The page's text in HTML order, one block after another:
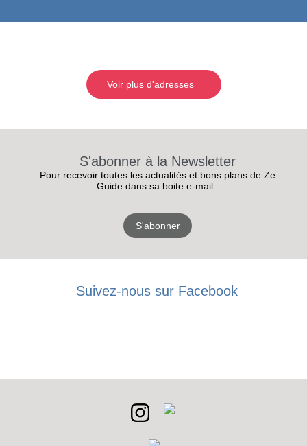
RECEVEZ
BONS PLANS
Voir plus d'adresses
S'abonner à la Newsletter
Pour recevoir toutes les actualités et bons plans de Ze
Guide dans sa boite e-mail :
S'abonner
Suivez-nous sur Facebook